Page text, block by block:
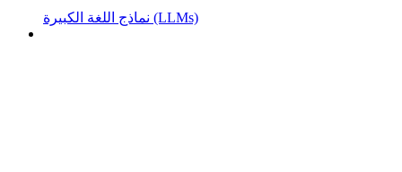
نماذج اللغة الكبيرة (LLMs)